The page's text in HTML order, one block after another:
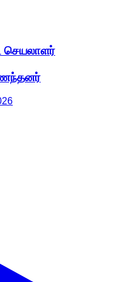
செயலாளர்